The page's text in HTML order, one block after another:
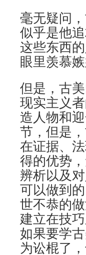
毫无疑问
似乎是他
这些东西
眼里羡慕嫉
但是，古
现实主义
造人物和
节，但是
在证据、
得的优势
辨析以及
可以做到
世不恭的
建立在技
如果要学
为讼棍了